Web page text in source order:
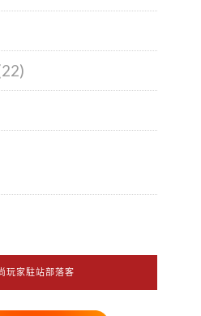
玩家駐站部落客